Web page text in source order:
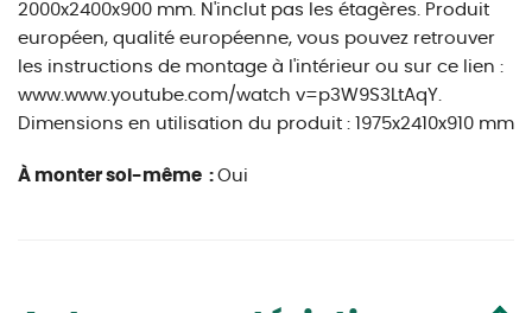
2000x2400x900 mm. N'inclut pas les étagères. Produit
européen, qualité européenne, vous pouvez retrouver
les instructions de montage à l'intérieur ou sur ce lien :
www.www.youtube.com/watch v=p3W9S3LtAqY.
Dimensions en utilisation du produit : 1975x2410x910 mm
À monter soi-même : Oui